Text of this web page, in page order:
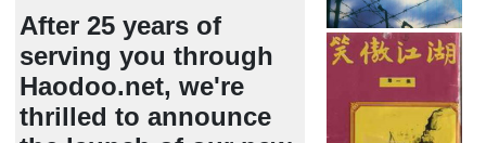
After 25 years of
serving you through
Haodoo.net, we're
thrilled to announce